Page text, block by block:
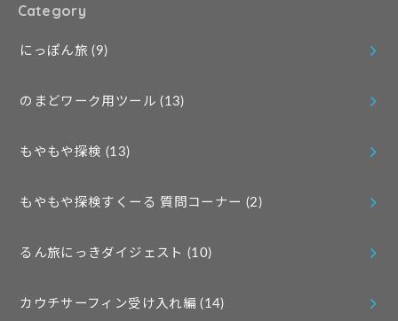
Category
にっぽん旅(9)
のまどワーク用ツール(13)
もやもや探検 (13)
もやもや探検すくーる 質問コーナー (2)
るん旅にっきダイジェスト (10)
カウチサーフィン受け入れ編(14)